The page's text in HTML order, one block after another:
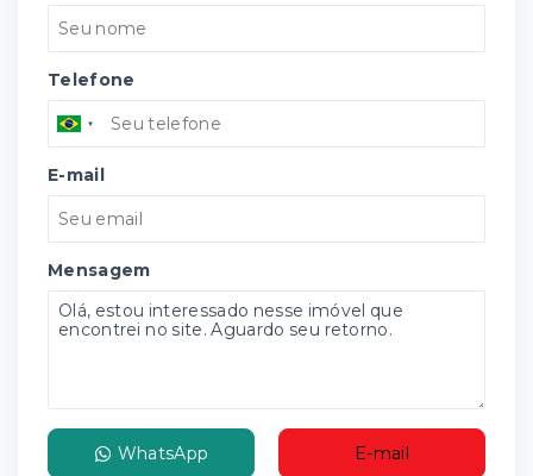
Telefone
E-mail
Mensagem
WhatsApp E-mail